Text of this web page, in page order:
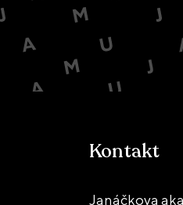
Kontakt
Janáčkova